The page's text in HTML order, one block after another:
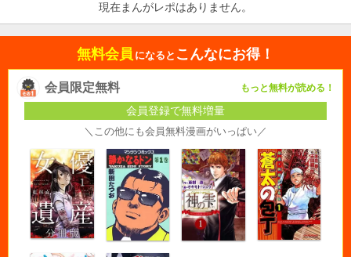
現在まんがレポはありません。
無料会員 になると こんなにお得！
会員限定無料 もっと無料が読める！
会員登録で無料増量
＼この他にも会員無料漫画がいっぱい／